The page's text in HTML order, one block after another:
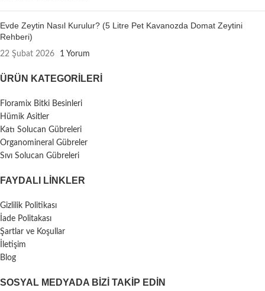
Evde Zeytin Nasıl Kurulur? (5 Litre Pet Kavanozda Domat Zeytini
Rehberi)
22 Şubat 2026 1 Yorum
ÜRÜN KATEGORILERI
Floramix Bitki Besinleri
Hümik Asitler
Katı Solucan Gübreleri
Organomineral Gübreler
Sıvı Solucan Gübreleri
FAYDALI LİNKLER
Gizlilik Politikası
İade Politakası
Şartlar ve Koşullar
İletişim
Blog
SOSYAL MEDYADA BIZI TAKIP EDIN